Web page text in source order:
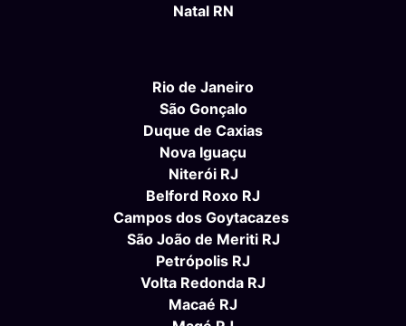
Natal RN
Rio de Janeiro
São Gonçalo
Duque de Caxias
Nova Iguaçu
Niterói RJ
Belford Roxo RJ
Campos dos Goytacazes
São João de Meriti RJ
Petrópolis RJ
Volta Redonda RJ
Macaé RJ